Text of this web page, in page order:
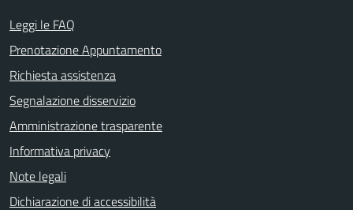
Leggi le FAQ
Prenotazione Appuntamento
Richiesta assistenza
Segnalazione disservizio
Amministrazione trasparente
Informativa privacy
Note legali
Dichiarazione di accessibilità